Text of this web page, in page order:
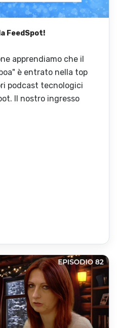
FeedSpot!
apprendiamo che il
è entrato nella top
podcast tecnologici
Il nostro ingresso